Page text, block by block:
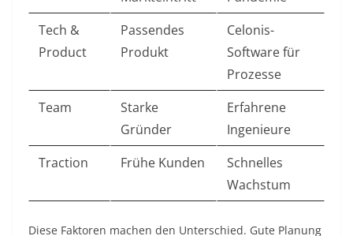
Tech &
Product
Passendes
Produkt
Celonis-
Software für
Prozesse
Team
Starke
Gründer
Erfahrene
Ingenieure
Traction
Frühe Kunden
Schnelles
Wachstum
Diese Faktoren machen den Unterschied. Gute Planung